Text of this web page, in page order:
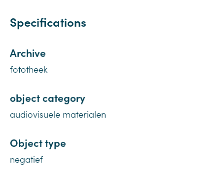
Specifications
Archive
fototheek
object category
audiovisuele materialen
Object type
negatief